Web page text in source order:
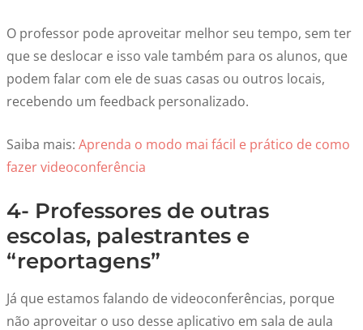
O professor pode aproveitar melhor seu tempo, sem ter
que se deslocar e isso vale também para os alunos, que
podem falar com ele de suas casas ou outros locais,
recebendo um feedback personalizado.
Saiba mais: Aprenda o modo mai fácil e prático de como
fazer videoconferência
4- Professores de outras
escolas, palestrantes e
“reportagens”
Já que estamos falando de videoconferências, porque
não aproveitar o uso desse aplicativo em sala de aula